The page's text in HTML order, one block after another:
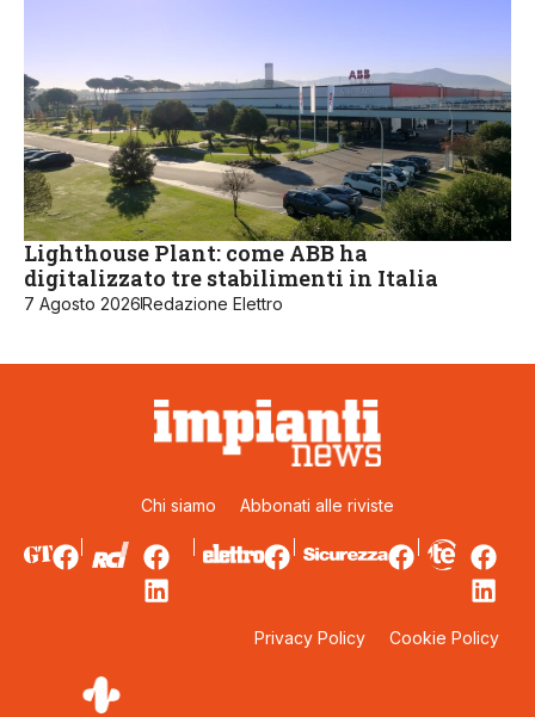
Lighthouse Plant: come ABB ha
digitalizzato tre stabilimenti in Italia
7 Agosto 2026Redazione Elettro
Chi siamo Abbonati alle riviste
Privacy Policy Cookie Policy